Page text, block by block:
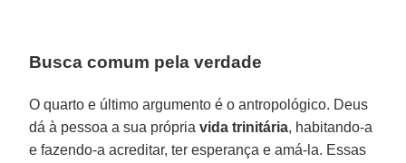
Busca comum pela verdade
O quarto e último argumento é o antropológico. Deus
dá à pessoa a sua própriavida trinitária, habitando-a
e fazendo-a acreditar, ter esperança e amá-la. Essas